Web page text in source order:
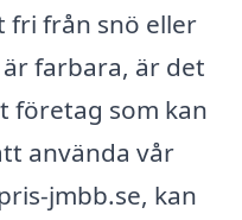
fri från snö eller
farbara, är det
företag som kan
använda vår
jmbb.se, kan